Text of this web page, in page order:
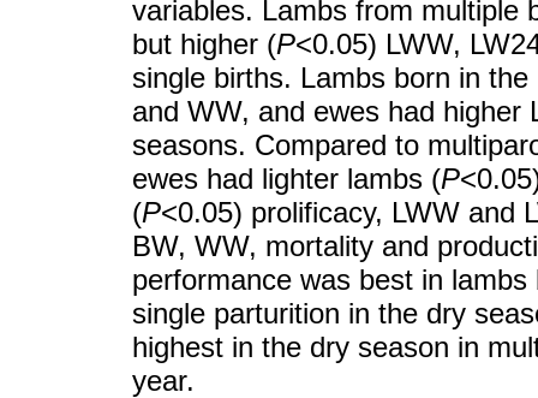
variables. Lambs from multiple
but higher (P<0.05) LWW,
single births. Lambs born in
and WW, and ewes had higher
seasons. Compared to
ewes had lighter lambs (P
(P<0.05) prolificacy, LWW and
BW, WW, mortality and
performance was best in
single parturition in the dry
highest in the dry season in
year.